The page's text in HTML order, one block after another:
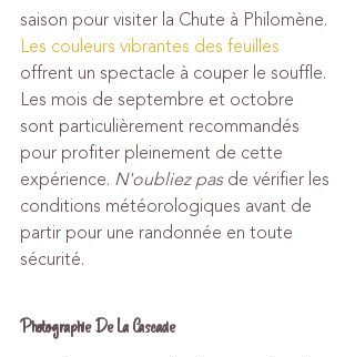
saison pour visiter la Chute à Philomène.
Les couleurs vibrantes des feuilles
offrent un spectacle à couper le souffle.
Les mois de septembre et octobre
sont particulièrement recommandés
pour profiter pleinement de cette
expérience. N'oubliez pas de vérifier les
conditions météorologiques avant de
partir pour une randonnée en toute
sécurité.
Photographie De La Cascade